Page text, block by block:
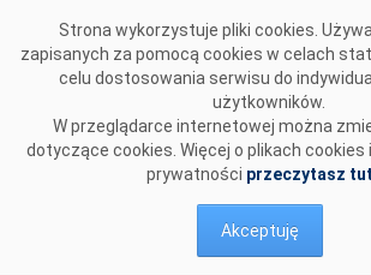
Strona wykorzystuje pliki cookies.
zapisanych za pomocą cookies w celach
celu dostosowania serwisu do
użytkowników.
W przeglądarce internetowej można
dotyczące cookies. Więcej o plikach cookies
prywatności przeczytasz
Akceptuję